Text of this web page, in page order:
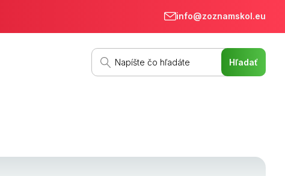
info@zoznamskol.eu